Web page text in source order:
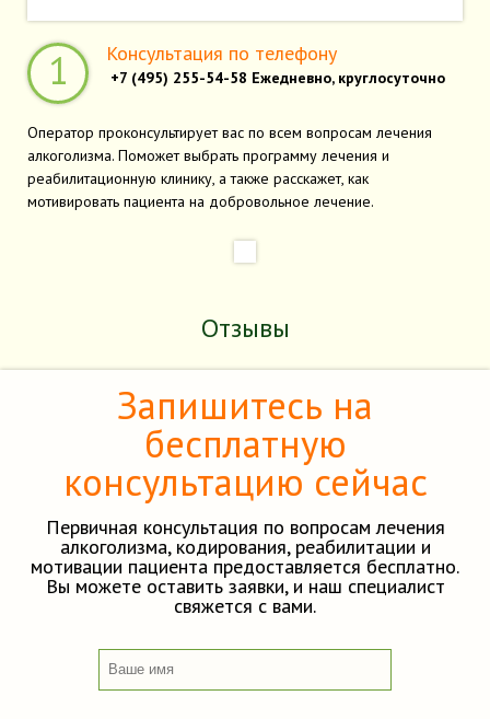
1 Консультация по телефону
+7 (495) 255-54-58 Ежедневно, круглосуточно
Оператор проконсультирует вас по всем вопросам лечения
алкоголизма. Поможет выбрать программу лечения и
реабилитационную клинику, а также расскажет, как
мотивировать пациента на добровольное лечение.
Отзывы
Запишитесь на
бесплатную
консультацию сейчас
Первичная консультация по вопросам лечения
алкоголизма, кодирования, реабилитации и
мотивации пациента предоставляется бесплатно.
Вы можете оставить заявки, и наш специалист
свяжется с вами.